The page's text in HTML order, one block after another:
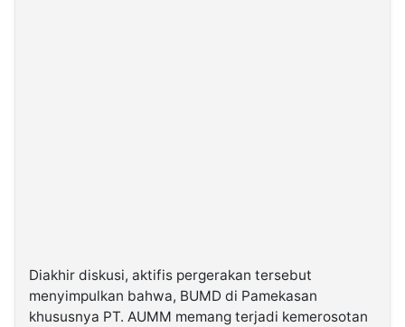
Diakhir diskusi, aktifis pergerakan tersebut
menyimpulkan bahwa, BUMD di Pamekasan
khususnya PT. AUMM memang terjadi kemerosotan